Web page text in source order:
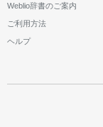
Weblio辞書のご案内
ご利用方法
ヘルプ